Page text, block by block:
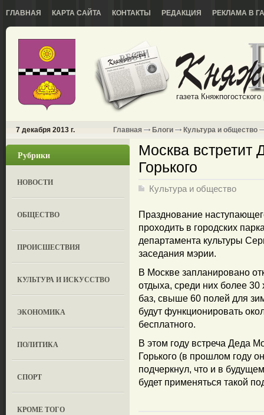
ГЛАВНАЯ КАРТА САЙТА КОНТАКТЫ РЕДАКЦИЯ РЕКЛАМА В
газета
7 декабря 2013 г. Главная Блоги Культура и общество
Рубрики
НОВОСТИ
ОБЩЕСТВО
ПРОИСШЕСТВИЯ
КУЛЬТУРА И ИСКУССТВО
ЭКОНОМИКА
ПОЛИТИКА
СПОРТ
КРОМЕ ТОГО
Москва встретит
Горького
Культура и общество
Празднование
проходить в городских
департамента культуры
заседания мэрии.
В Москве запланировано
отдыха, среди них более 30
баз, свыше 60 полей для
будут функционировать
бесплатного.
В этом году встреча Деда
Горького (в прошлом году
подчеркнул, что и в
будет применяться такой